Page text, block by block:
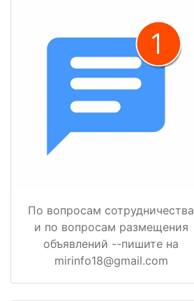
По вопросам сотрудничества
и по вопросам размещения
объявлений --пишите на
mirinfo18@gmail.com